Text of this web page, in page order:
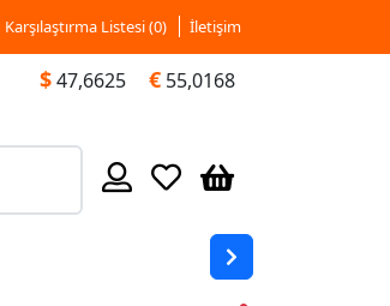
Karşılaştırma Listesi (0) İletişim
$47,6625 € 55,0168